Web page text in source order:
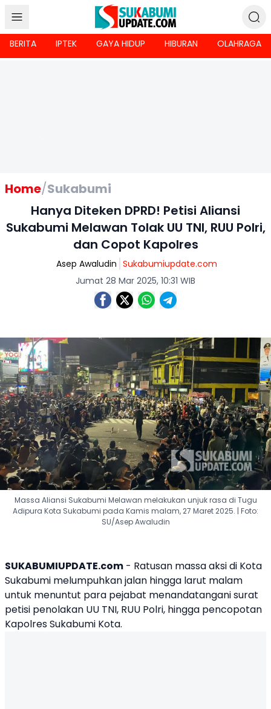
BERITA IPTEK GAYA HIDUP HIBURAN OLAHRAGA
Home/Sukabumi
Hanya Diteken DPRD! Petisi Aliansi
Sukabumi Melawan Tolak UU TNI, RUU Polri,
dan Copot Kapolres
Asep Awaludin Sukabumiupdate.com
Jumat 28 Mar 2025, 10:31 WIB
Massa Aliansi Sukabumi Melawan melakukan unjuk rasa di Tugu
Adipura Kota Sukabumi pada Kamis malam, 27 Maret 2025. | Foto:
SU/Asep Awaludin
SUKABUMIUPDATE.com - Ratusan massa aksi di Kota
Sukabumi melumpuhkan jalan hingga larut malam
untuk menuntut para pejabat menandatangani surat
petisi penolakan UU TNI, RUU Polri, hingga pencopotan
Kapolres Sukabumi Kota.